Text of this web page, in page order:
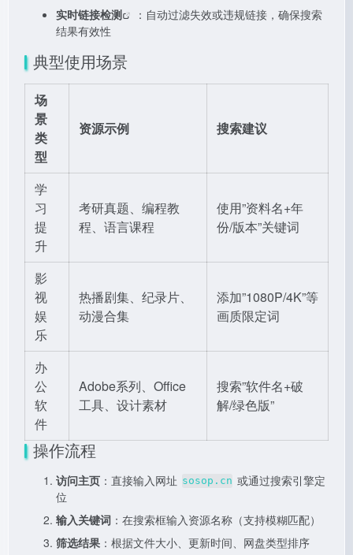
实时链接检测
：自动过滤失效或违规链接，确保搜索
结果有效性
典型使用场景
场
景
类
型
资源示例 搜索建议
学
习
提
升
考研真题、编程教
程、语言课程
使用”资料名+年
份/版本”关键词
影
视
娱
乐
热播剧集、纪录片、
动漫合集
添加”1080P/4K”等
画质限定词
办
公
软
件
Adobe系列、Office
工具、设计素材
搜索”软件名+破
解/绿色版”
操作流程
访问主页 ：直接输入网址 sosop.cn 或通过搜索引擎定
位
输入关键词 ：在搜索框输入资源名称（支持模糊匹配）
筛选结果 ：根据文件大小、更新时间、网盘类型排序